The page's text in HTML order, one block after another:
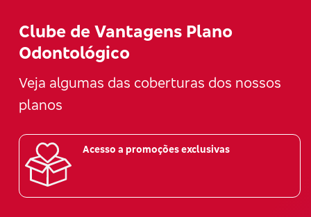
Clube de Vantagens Plano
Odontológico
Veja algumas das coberturas dos nossos
planos
Acesso a promoções exclusivas